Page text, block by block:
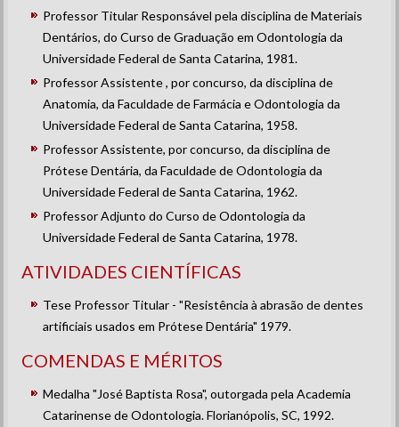
Professor Titular Responsável pela disciplina de Materiais
Dentários, do Curso de Graduação em Odontologia da
Universidade Federal de Santa Catarina, 1981.
Professor Assistente , por concurso, da disciplina de
Anatomia, da Faculdade de Farmácia e Odontologia da
Universidade Federal de Santa Catarina, 1958.
Professor Assistente, por concurso, da disciplina de
Prótese Dentária, da Faculdade de Odontologia da
Universidade Federal de Santa Catarina, 1962.
Professor Adjunto do Curso de Odontologia da
Universidade Federal de Santa Catarina, 1978.
ATIVIDADES CIENTÍFICAS
Tese Professor Titular - "Resistência à abrasão de dentes
artificiais usados em Prótese Dentária" 1979.
COMENDAS E MÉRITOS
Medalha "José Baptista Rosa", outorgada pela Academia
Catarinense de Odontologia. Florianópolis, SC, 1992.